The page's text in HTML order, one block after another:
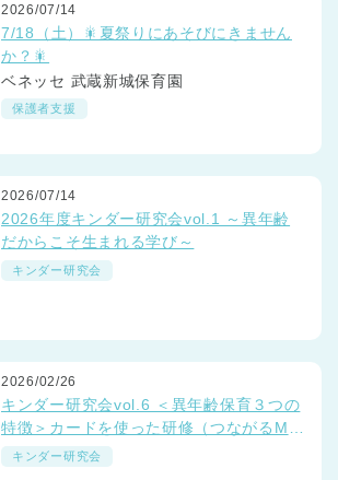
2026/07/14
7/18（土）🎇夏祭りにあそびにきません
か？🎇
ベネッセ 武蔵新城保育園
保護者支援
2026/07/14
2026年度キンダー研究会vol.1 ～異年齢
だからこそ生まれる学び～
キンダー研究会
2026/02/26
キンダー研究会vol.6 ＜異年齢保育３つの
特徴＞カードを使った研修（つながるMT
G）
キンダー研究会